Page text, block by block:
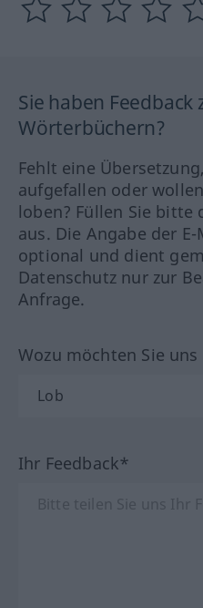
Sie haben
Wörterbüchern?
Fehlt eine
aufgefallen oder
loben? Füllen Sie bitte
aus. Die Angabe der
optional und dient
Datenschutz nur zur
Anfrage.
Wozu möchten Sie
Ihr Feedback*